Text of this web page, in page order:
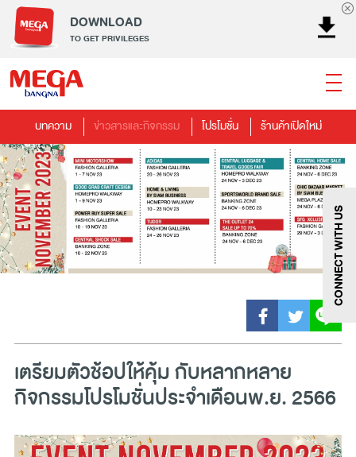
DOWNLOAD
TO GET PRIVILEGES
ธนาคาร ร้านอาหาร เอ็นเตอร์เทนเม้นท์
แฟชั่น
เครื่องประดับ
การตกแต่งบ้าน แม่และเด็ก
ไลฟ์สไตล์
บริการ
เมกา สมาร์ท คิดส์ กีฬา
ซูเปอร์มาร์เก็ต
แกดเจ็ตและเทคโนโลยี
สุขภาพและความงาม
@Megabangna
CONNECT WITH US
บทความ ข่าวสารและกิจกรรม โปรโมชั่น ร้านค้าเปิดใหม่
เตรียมตัวช้อปให้คุ้ม กับหลากหลาย
กิจกรรมโปรโมชั่นประจำเดือนพ.ย. 2566